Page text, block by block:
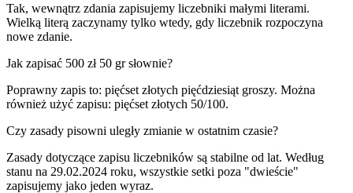
Tak, wewnątrz zdania zapisujemy liczebniki małymi literami.
Wielką literą zaczynamy tylko wtedy, gdy liczebnik rozpoczyna
nowe zdanie.
Jak zapisać 500 zł 50 gr słownie?
Poprawny zapis to: pięćset złotych pięćdziesiąt groszy. Można
również użyć zapisu: pięćset złotych 50/100.
Czy zasady pisowni uległy zmianie w ostatnim czasie?
Zasady dotyczące zapisu liczebników są stabilne od lat. Według
stanu na 29.02.2024 roku, wszystkie setki poza "dwieście"
zapisujemy jako jeden wyraz.